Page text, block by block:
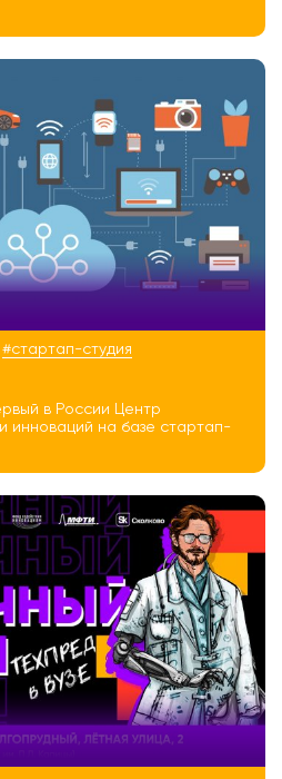
#стартап-студия
в России Центр
инноваций на базе стартап-